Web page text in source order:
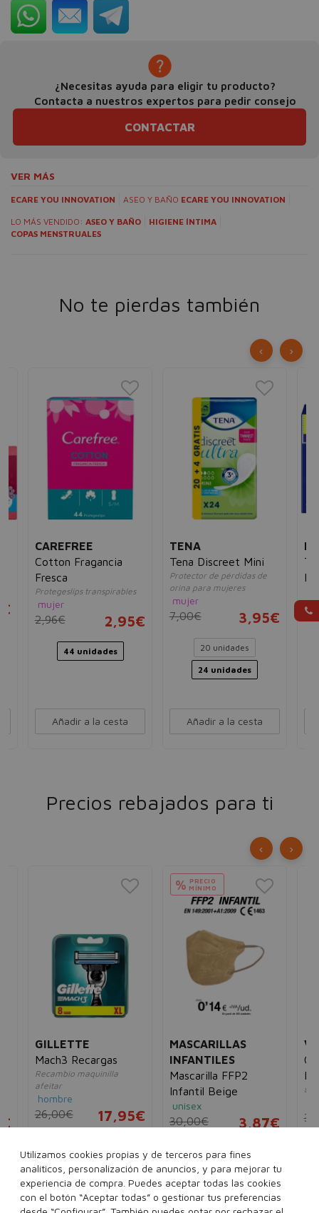
¿Necesitas ayuda para eligir tu producto?
Contacta a nuestros expertos para pedir consejo
CONTACTAR
VER MÁS
ECARE YOU INNOVATION ASEO Y BAÑO ECARE YOU INNOVATION
LO MÁS VENDIDO: ASEO Y BAÑO
HIGIENE ÍNTIMA
COPAS MENSTRUALES
No te pierdas también
CAREFREE
Cotton Fragancia
Fresca
Protegeslips transpirables
mujer
2,96€ 2,95€
44 unidades
Añadir a la cesta
TENA
Tena Discreet Mini
Protector de pérdidas de
orina para mujeres
mujer
7,00€ 3,95€
20 unidades
24 unidades
Añadir a la cesta
‹ ›
Precios rebajados para ti
GILLETTE
Mach3 Recargas
Recambio maquinilla
afeitar
hombre
26,00€ 17,95€
12 unidades 4 unidades
% PRECIO
MÍNIMO
MASCARILLAS
INFANTILES
Mascarilla FFP2
Infantil Beige
unisex
30,00€ 3,87€
20 unidades
60 unidades
100 unidades
‹ ›
Utilizamos cookies propias y de terceros para fines
analíticos, personalización de anuncios, y para mejorar tu
experiencia de compra. Puedes aceptar todas las cookies
con el botón “Aceptar todas” o gestionar tus preferencias